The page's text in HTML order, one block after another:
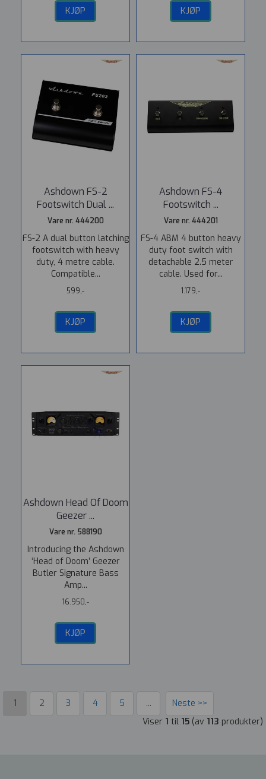
KJØP KJØP
Ashdown FS-2
Footswitch Dual ...
Vare nr. 444200
FS-2 A dual button latching
footswitch with heavy
duty, 4 metre cable.
Compatible...
599,-
KJØP
Ashdown FS-4
Footswitch ...
Vare nr. 444201
FS-4 ABM 4 button heavy
duty foot switch with
detachable 2.5 meter
cable. Used for...
1.179,-
KJØP
Ashdown Head Of Doom
Geezer ...
Vare nr. 588190
Introducing the Ashdown
‘Head of Doom’ Geezer
Butler Signature Bass
Amp...
16.950,-
KJØP
1 2 3 4 5 ...
Neste >>
Viser 1 til 15 (av 113 produkter)